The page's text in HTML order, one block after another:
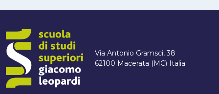
Via Antonio Gramsci, 38
62100 Macerata (MC) Italia